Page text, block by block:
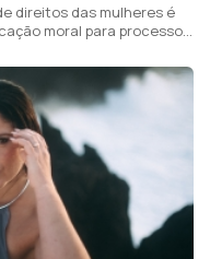
direitos das mulheres é
moral para processos